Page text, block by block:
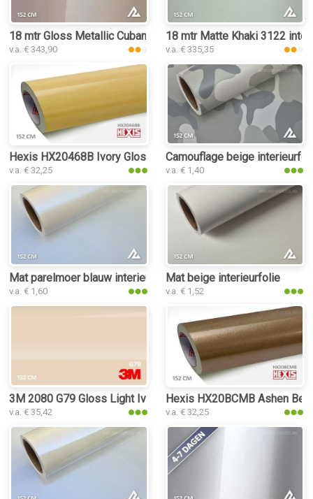
18 mtr Gloss Metallic Cuban Sand 3033 interieurfolie
v.a. € 343,90
18 mtr Matte Khaki 3122
v.a. € 335,35
Hexis HX20468B Ivory Gloss interieurfolie
v.a. € 32,25
Camouflage beige
v.a. € 1,40
Mat parelmoer blauw interieurfolie
v.a. € 1,60
Mat beige interieurfolie
v.a. € 1,52
3M 2080 G79 Gloss Light Ivory interieurfolie
v.a. € 35,42
Hexis HX20BCMB Ashen
v.a. € 32,25